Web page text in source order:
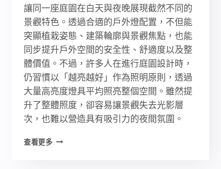
讓同一座庭園在白天與夜晚展現截然不同的
景觀特色。透過合適的戶外燈配置，不但能
突顯植栽姿態、建築輪廓與景觀焦點，也能
同步提升戶外空間的安全性、舒適度以及整
體價值。不過，許多人在進行庭園設計時，
仍習慣以「越亮越好」作為照明原則，透過
大量高亮度燈具平均照亮整個空間。雖然提
升了整體照度，卻容易讓景觀失去光影層
次，也難以營造具有吸引力的夜間氛圍。
查看更多庭